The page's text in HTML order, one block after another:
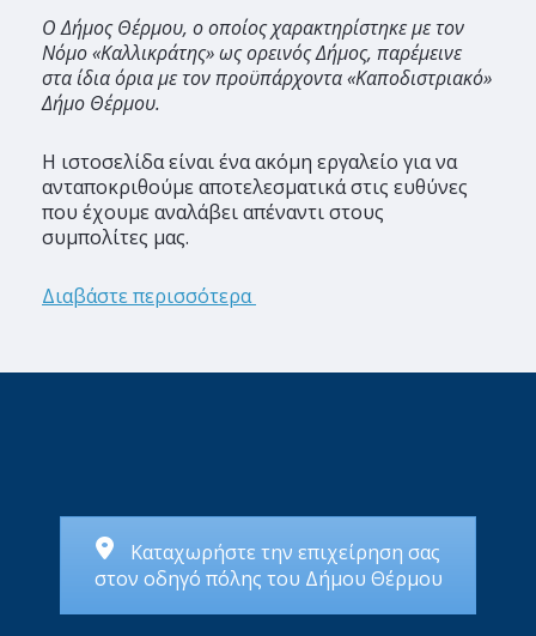
Ο Δήμος Θέρμου, ο οποίος χαρακτηρίστηκε με τον
Νόμο «Καλλικράτης» ως ορεινός Δήμος, παρέμεινε
στα ίδια όρια με τον προϋπάρχοντα «Καποδιστριακό»
Δήμο Θέρμου.
Η ιστοσελίδα είναι ένα ακόμη εργαλείο για να
ανταποκριθούμε αποτελεσματικά στις ευθύνες
που έχουμε αναλάβει απέναντι στους
συμπολίτες μας.
Διαβάστε περισσότερα
Καταχωρήστε την επιχείρηση σας
στον οδηγό πόλης του Δήμου Θέρμου